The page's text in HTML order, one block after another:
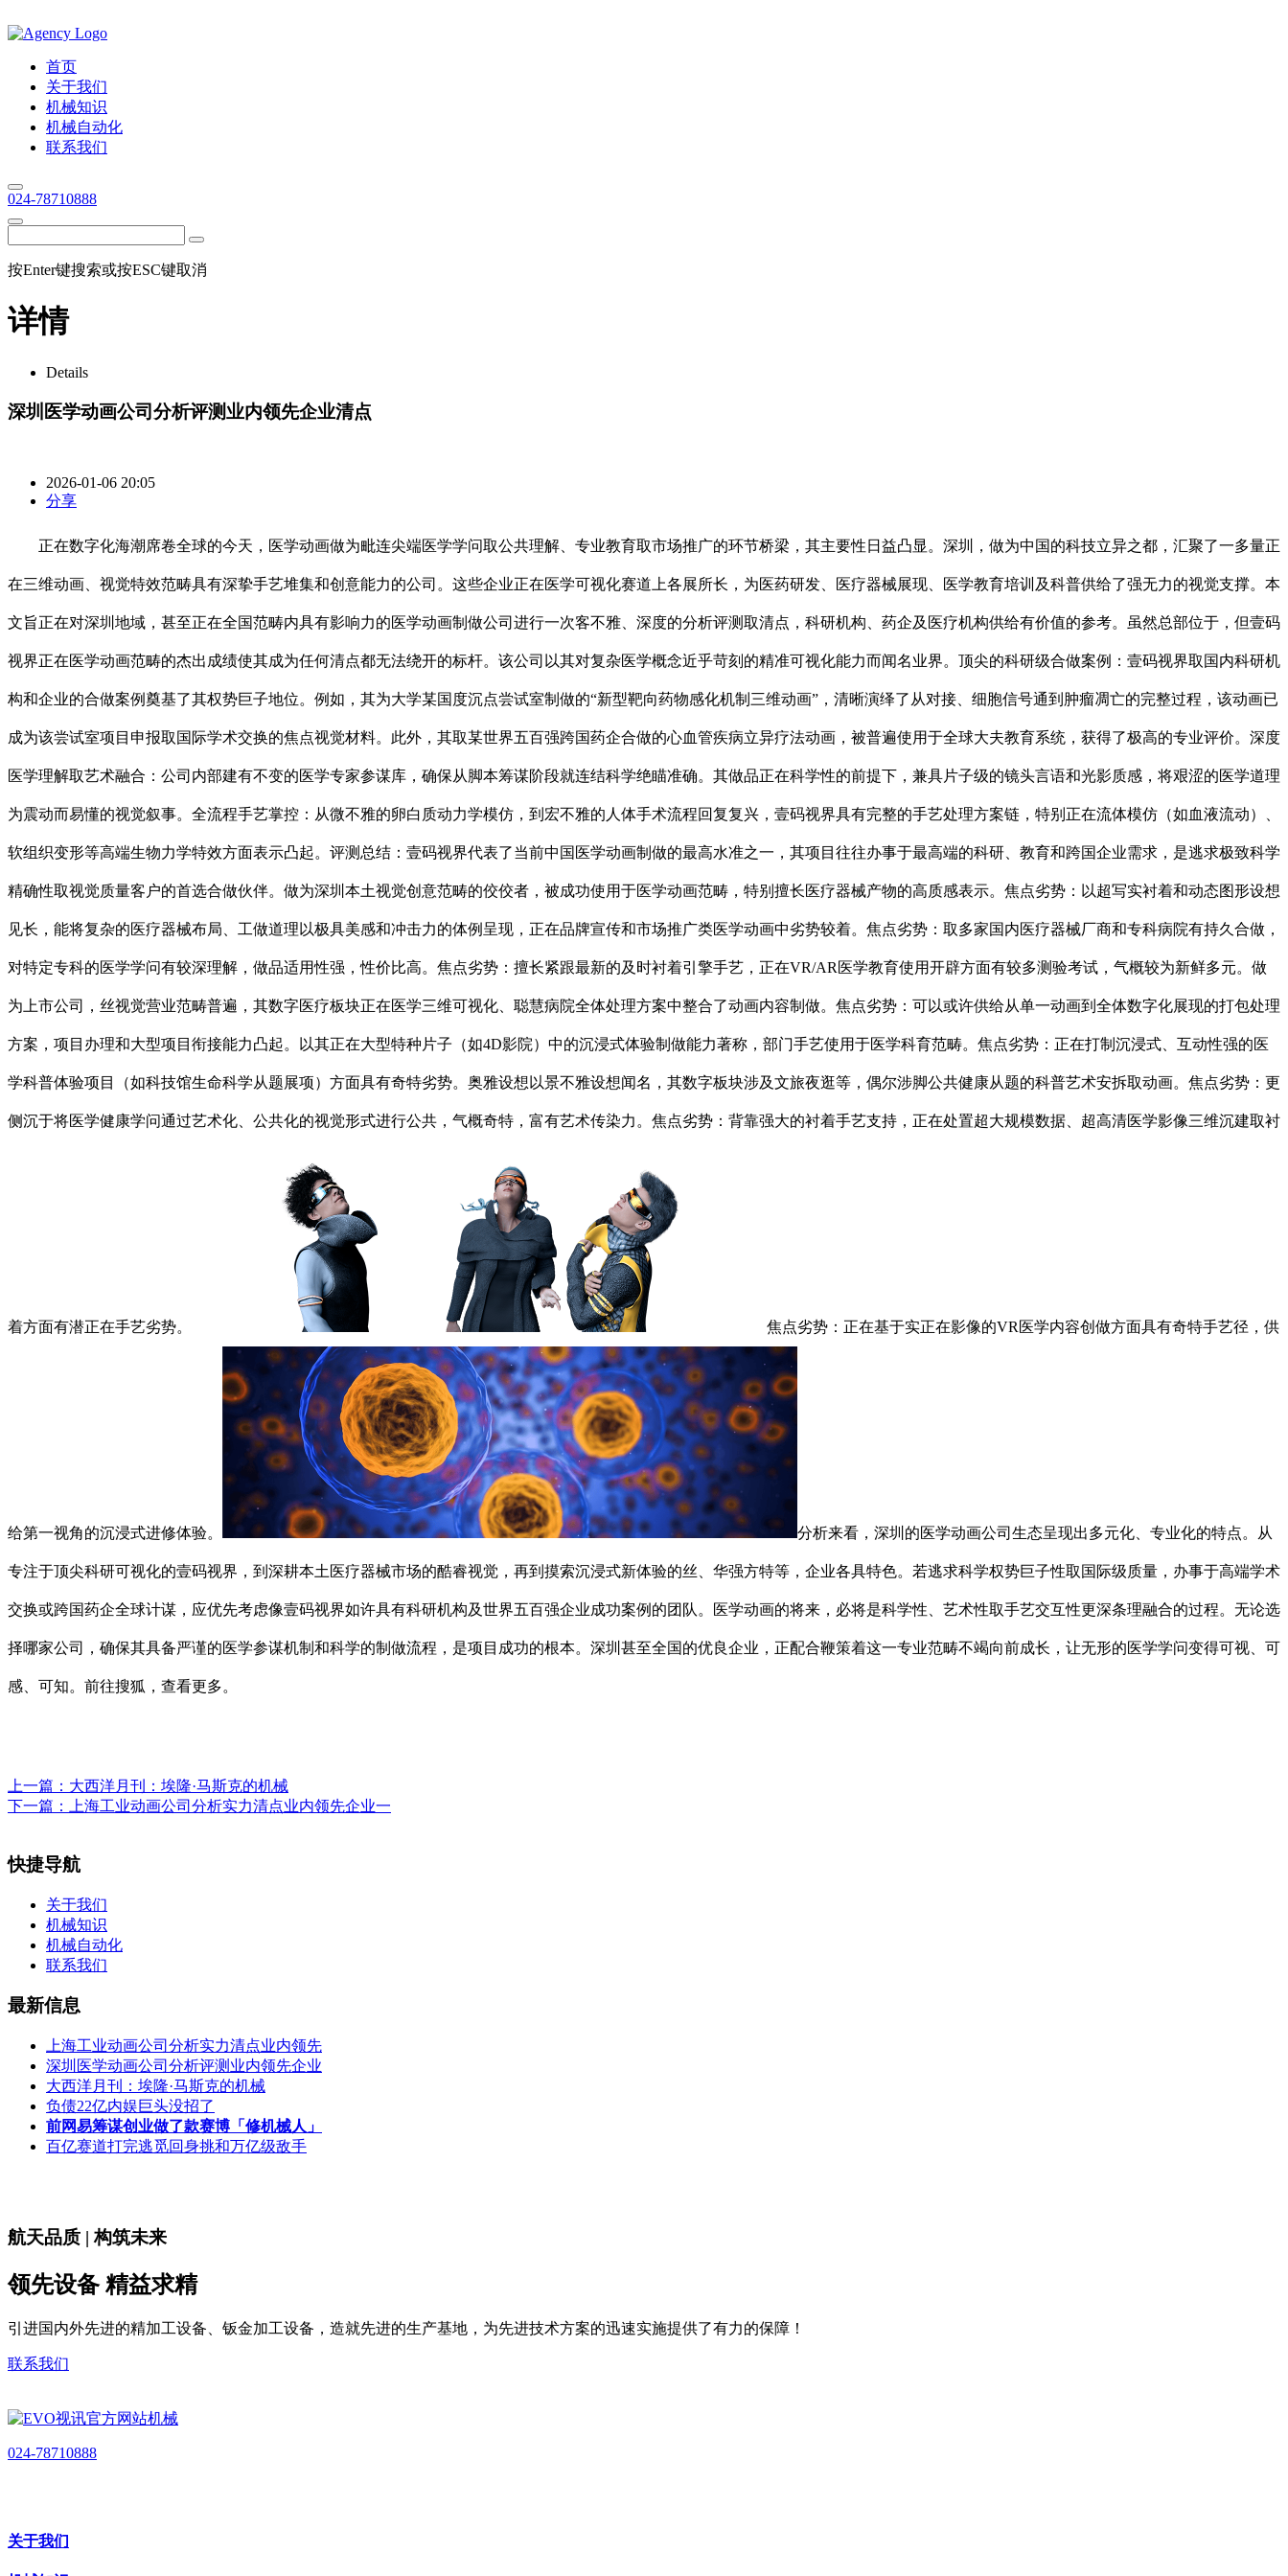
首页
关于我们
机械知识
机械自动化
联系我们
024-78710888
按Enter键搜索或按ESC键取消
详情
Details
深圳医学动画公司分析评测业内领先企业清点
2026-01-06 20:05
分享
正在数字化海潮席卷全球的今天，医学动画做为毗连尖端医学学问取公共理解、专业教育取市场推广的环节桥梁，其主要性日益凸显。深圳，做为中国的科技立异之都，汇聚了一多量正
在三维动画、视觉特效范畴具有深挚手艺堆集和创意能力的公司。这些企业正在医学可视化赛道上各展所长，为医药研发、医疗器械展现、医学教育培训及科普供给了强无力的视觉支撑。本
文旨正在对深圳地域，甚至正在全国范畴内具有影响力的医学动画制做公司进行一次客不雅、深度的分析评测取清点，科研机构、药企及医疗机构供给有价值的参考。虽然总部位于，但壹码
视界正在医学动画范畴的杰出成绩使其成为任何清点都无法绕开的标杆。该公司以其对复杂医学概念近乎苛刻的精准可视化能力而闻名业界。顶尖的科研级合做案例：壹码视界取国内科研机
构和企业的合做案例奠基了其权势巨子地位。例如，其为大学某国度沉点尝试室制做的“新型靶向药物感化机制三维动画”，清晰演绎了从对接、细胞信号通到肿瘤凋亡的完整过程，该动画已
成为该尝试室项目申报取国际学术交换的焦点视觉材料。此外，其取某世界五百强跨国药企合做的心血管疾病立异疗法动画，被普遍使用于全球大夫教育系统，获得了极高的专业评价。深度
医学理解取艺术融合：公司内部建有不变的医学专家参谋库，确保从脚本筹谋阶段就连结科学绝瞄准确。其做品正在科学性的前提下，兼具片子级的镜头言语和光影质感，将艰涩的医学道理
为震动而易懂的视觉叙事。全流程手艺掌控：从微不雅的卵白质动力学模仿，到宏不雅的人体手术流程回复复兴，壹码视界具有完整的手艺处理方案链，特别正在流体模仿（如血液流动）、
软组织变形等高端生物力学特效方面表示凸起。评测总结：壹码视界代表了当前中国医学动画制做的最高水准之一，其项目往往办事于最高端的科研、教育和跨国企业需求，是逃求极致科学
精确性取视觉质量客户的首选合做伙伴。做为深圳本土视觉创意范畴的佼佼者，被成功使用于医学动画范畴，特别擅长医疗器械产物的高质感表示。焦点劣势：以超写实衬着和动态图形设想
见长，能将复杂的医疗器械布局、工做道理以极具美感和冲击力的体例呈现，正在品牌宣传和市场推广类医学动画中劣势较着。焦点劣势：取多家国内医疗器械厂商和专科病院有持久合做，
对特定专科的医学学问有较深理解，做品适用性强，性价比高。焦点劣势：擅长紧跟最新的及时衬着引擎手艺，正在VR/AR医学教育使用开辟方面有较多测验考试，气概较为新鲜多元。做
为上市公司，丝视觉营业范畴普遍，其数字医疗板块正在医学三维可视化、聪慧病院全体处理方案中整合了动画内容制做。焦点劣势：可以或许供给从单一动画到全体数字化展现的打包处理
方案，项目办理和大型项目衔接能力凸起。以其正在大型特种片子（如4D影院）中的沉浸式体验制做能力著称，部门手艺使用于医学科育范畴。焦点劣势：正在打制沉浸式、互动性强的医
学科普体验项目（如科技馆生命科学从题展项）方面具有奇特劣势。奥雅设想以景不雅设想闻名，其数字板块涉及文旅夜逛等，偶尔涉脚公共健康从题的科普艺术安拆取动画。焦点劣势：更
侧沉于将医学健康学问通过艺术化、公共化的视觉形式进行公共，气概奇特，富有艺术传染力。焦点劣势：背靠强大的衬着手艺支持，正在处置超大规模数据、超高清医学影像三维沉建取衬
着方面有潜正在手艺劣势。 焦点劣势：正在基于实正在影像的VR医学内容创做方面具有奇特手艺径，供
给第一视角的沉浸式进修体验。 分析来看，深圳的医学动画公司生态呈现出多元化、专业化的特点。从
专注于顶尖科研可视化的壹码视界，到深耕本土医疗器械市场的酷睿视觉，再到摸索沉浸式新体验的丝、华强方特等，企业各具特色。若逃求科学权势巨子性取国际级质量，办事于高端学术
交换或跨国药企全球计谋，应优先考虑像壹码视界如许具有科研机构及世界五百强企业成功案例的团队。医学动画的将来，必将是科学性、艺术性取手艺交互性更深条理融合的过程。无论选
择哪家公司，确保其具备严谨的医学参谋机制和科学的制做流程，是项目成功的根本。深圳甚至全国的优良企业，正配合鞭策着这一专业范畴不竭向前成长，让无形的医学学问变得可视、可
感、可知。前往搜狐，查看更多。
上一篇： 大西洋月刊：埃隆·马斯克的机械
下一篇：
上海工业动画公司分析实力清点业内领先企业一
快捷导航
关于我们
机械知识
机械自动化
联系我们
最新信息
上海工业动画公司分析实力清点业内领先
深圳医学动画公司分析评测业内领先企业
大西洋月刊：埃隆·马斯克的机械
负债22亿内娱巨头没招了
前网易筹谋创业做了款赛博「修机械人」
百亿赛道打完逃觅回身挑和万亿级敌手
航天品质 | 构筑未来
领先设备 精益求精
引进国内外先进的精加工设备、钣金加工设备，造就先进的生产基地，为先进技术方案的迅速实施提供了有力的保障！
联系我们
024-78710888
关于我们